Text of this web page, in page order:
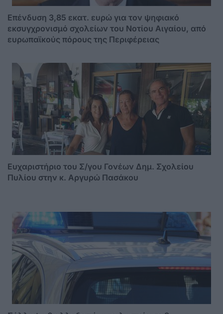
Επένδυση 3,85 εκατ. ευρώ για τον ψηφιακό
εκσυγχρονισμό σχολείων του Νοτίου Αιγαίου, από
ευρωπαϊκούς πόρους της Περιφέρειας
Ευχαριστήριο του Σ/γου Γονέων Δημ. Σχολείου
Πυλίου στην κ. Αργυρώ Πασάκου